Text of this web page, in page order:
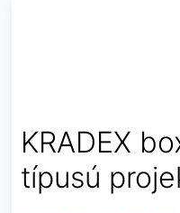
KRADEX
típusú